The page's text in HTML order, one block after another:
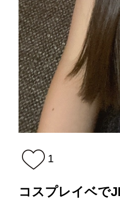
1
コスプレイベで